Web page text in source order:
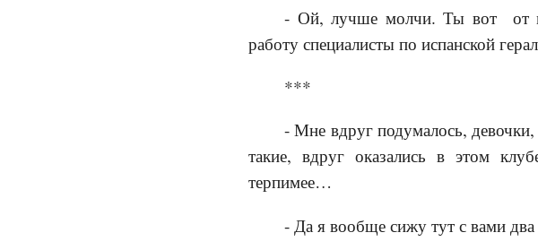
- Ой, лучше молчи. Ты вот от
работу специалисты по испанской
***
- Мне вдруг подумалось,
такие, вдруг оказались в этом
терпимее…
- Да я вообще сижу тут с вами